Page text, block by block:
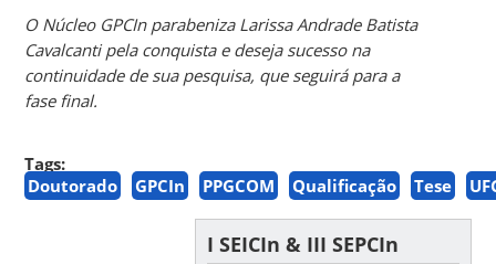
O Núcleo GPCIn parabeniza Larissa Andrade Batista
Cavalcanti pela conquista e deseja sucesso na
continuidade de sua pesquisa, que seguirá para a
fase final.
Tags:
Doutorado
GPCIn PPGCOM Qualificação Tese
I SEICIn & III SEPCIn